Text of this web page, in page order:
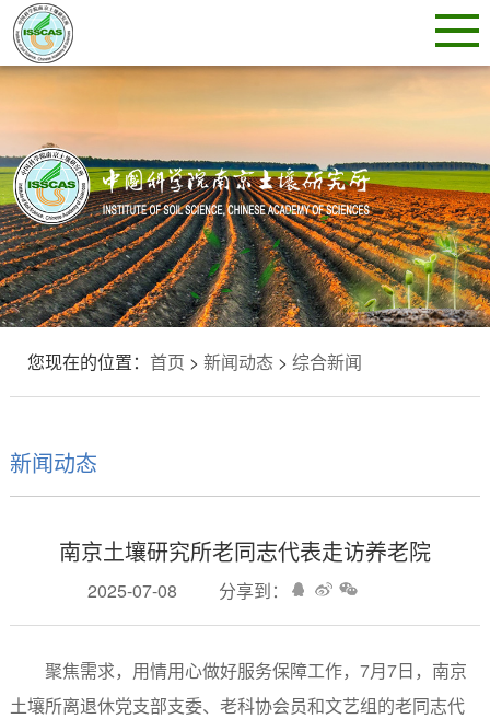
您现在的位置： 首页 > 新闻动态> 综合新闻
新闻动态
南京土壤研究所老同志代表走访养老院
2025-07-08 分享到：
聚焦需求，用情用心做好服务保障工作，7月7日，南京
土壤所离退休党支部支委、老科协会员和文艺组的老同志代